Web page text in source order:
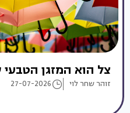
צל הוא המזגן
זוהר שחר לוי 27-07-2026